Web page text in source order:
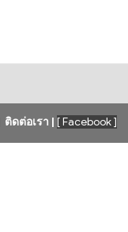
ติดต่อเรา | [ Facebook ]